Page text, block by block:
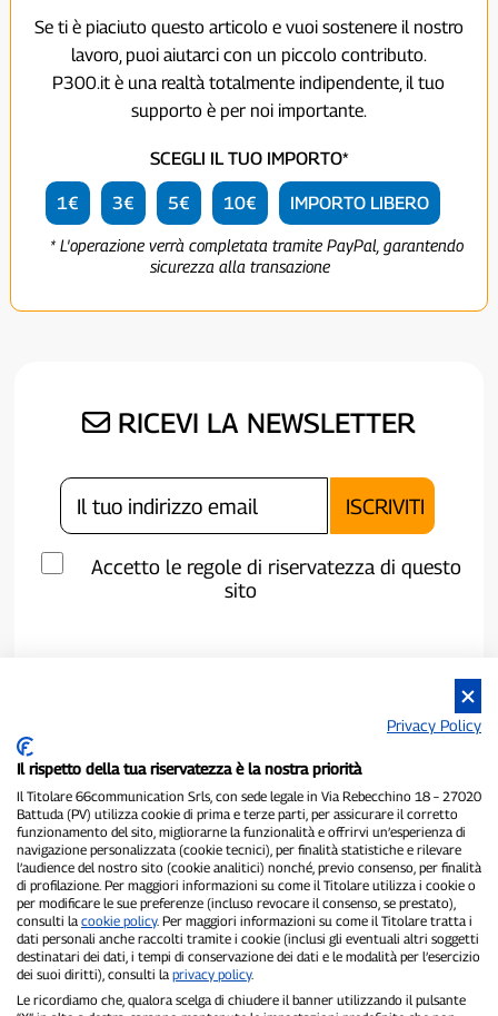
Se ti è piaciuto questo articolo e vuoi sostenere il nostro
lavoro, puoi aiutarci con un piccolo contributo.
P300.it è una realtà totalmente indipendente, il tuo
supporto è per noi importante.
SCEGLI IL TUO IMPORTO*
1€ 3€ 5€ 10€ IMPORTO LIBERO
* L'operazione verrà completata tramite PayPal, garantendo
sicurezza alla transazione
RICEVI LA NEWSLETTER
Accetto le regole di riservatezza di questo
sito
P300.it è una Testata Giornalistica indipendente
Registrazione numero 1/2021 del 1/2/2021 - Tribunale di Pavia
Proprietario ed editore:66communication Srls- P.IVA
02798890188
Direttore Responsabile:Alessandro Secchi- Vicedirettore:Federico
Benedusi
Privacy Policy-Cookie Policy
Privacy Policy
Il rispetto della tua riservatezza è la nostra priorità
Il Titolare 66communication Srls, con sede legale in Via Rebecchino 18 – 27020
Battuda (PV) utilizza cookie di prima e terze parti, per assicurare il corretto
funzionamento del sito, migliorarne la funzionalità e offrirvi un’esperienza di
navigazione personalizzata (cookie tecnici), per finalità statistiche e rilevare
l’audience del nostro sito (cookie analitici) nonché, previo consenso, per finalità
di profilazione. Per maggiori informazioni su come il Titolare utilizza i cookie o
per modificare le sue preferenze (incluso revocare il consenso, se prestato),
consulti la cookie policy. Per maggiori informazioni su come il Titolare tratta i
dati personali anche raccolti tramite i cookie (inclusi gli eventuali altri soggetti
destinatari dei dati, i tempi di conservazione dei dati e le modalità per l’esercizio
dei suoi diritti), consulti la privacy policy.
Le ricordiamo che, qualora scelga di chiudere il banner utilizzando il pulsante